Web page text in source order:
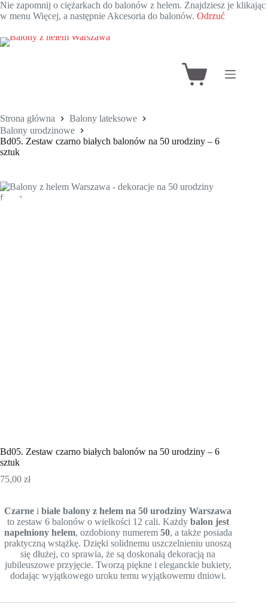
Nie zapomnij o ciężarkach do balonów z helem. Znajdziesz je klikając
w menu Więcej, a następnie Akcesoria do balonów. Odrzuć
Przejdź
Koszyk
Strona główna
Balony lateksowe
Balony urodzinowe
Bd05. Zestaw czarno białych balonów na 50 urodziny – 6
sztuk
Bd05. Zestaw czarno białych balonów na 50 urodziny – 6
sztuk
75,00 zł
Czarne ibiałe balony z helem na 50 urodziny Warszawa
to zestaw 6 balonów o wielkości 12 cali. Każdy balon jest
napełniony helem, ozdobiony numerem 50, a także posiada
praktyczną wstążkę. Dzięki solidnemu uszczelnieniu unoszą
się dłużej, co sprawia, że są doskonałą dekoracją na
jubileuszowe przyjęcie. Tworzą piękne i eleganckie bukiety,
dodając wyjątkowego uroku temu wyjątkowemu dniowi.